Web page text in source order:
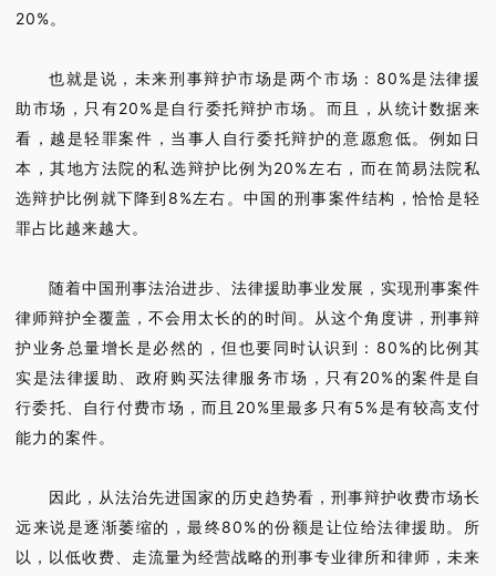
20%。
也就是说，未来刑事辩护市场是两个市场：80%是法律援
助市场，只有20%是自行委托辩护市场。而且，从统计数据来
看，越是轻罪案件，当事人自行委托辩护的意愿愈低。例如日
本，其地方法院的私选辩护比例为20%左右，而在简易法院私
选辩护比例就下降到8%左右。中国的刑事案件结构，恰恰是轻
罪占比越来越大。
随着中国刑事法治进步、法律援助事业发展，实现刑事案件
律师辩护全覆盖，不会用太长的的时间。从这个角度讲，刑事辩
护业务总量增长是必然的，但也要同时认识到：80%的比例其
实是法律援助、政府购买法律服务市场，只有20%的案件是自
行委托、自行付费市场，而且20%里最多只有5%是有较高支付
能力的案件。
因此，从法治先进国家的历史趋势看，刑事辩护收费市场长
远来说是逐渐萎缩的，最终80%的份额是让位给法律援助。所
以，以低收费、走流量为经营战略的刑事专业律所和律师，未来